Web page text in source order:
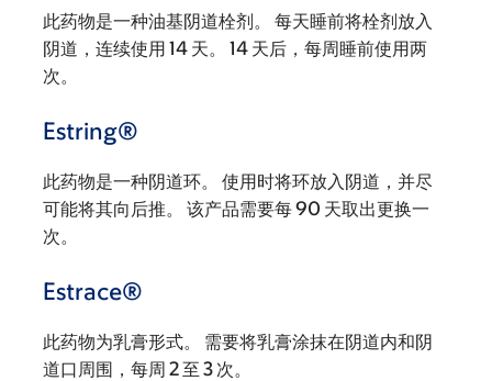
此药物是一种油基阴道栓剂。 每天睡前将栓剂放入
阴道，连续使用 14 天。 14 天后，每周睡前使用两
次。
Estring®
此药物是一种阴道环。 使用时将环放入阴道，并尽
可能将其向后推。 该产品需要每 90 天取出更换一
次。
Estrace®
此药物为乳膏形式。 需要将乳膏涂抹在阴道内和阴
道口周围，每周 2 至 3 次。